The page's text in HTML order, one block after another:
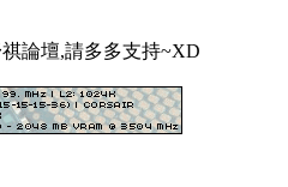
祺論壇,請多多支持~XD